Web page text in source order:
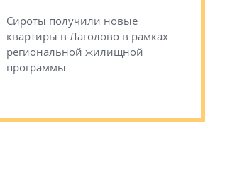
Сироты получили новые
квартиры в Лаголово в рамках
региональной жилищной
программы